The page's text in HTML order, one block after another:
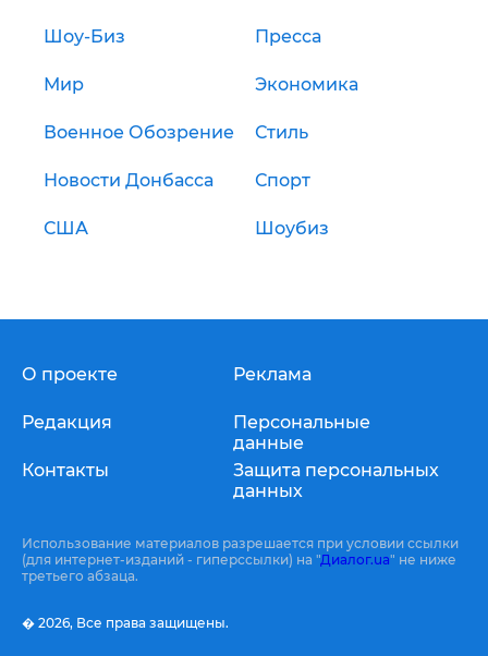
Шоу-Биз Пресса
Мир Экономика
Военное Обозрение Стиль
Новости Донбасса Спорт
США Шоубиз
О проекте
Редакция
Контакты
Реклама
Персональные
данные
Защита персональных
данных
Использование материалов разрешается при условии ссылки
(для интернет-изданий - гиперссылки) на "Диалог.ua" не ниже
третьего абзаца.
� 2026, Все права защищены.